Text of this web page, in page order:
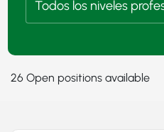
26 Open positions available